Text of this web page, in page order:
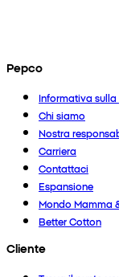
Pepco
Informativa
Chi siamo
Nostra
Carriera
Contattaci
Espansione
Mondo Mamma
Better Cotton
Cliente